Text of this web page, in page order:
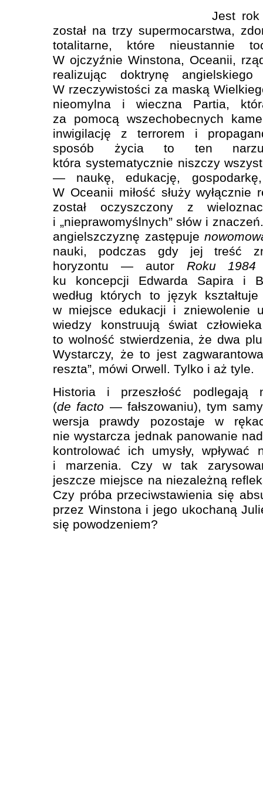
Jest rok
został na trzy supermocarstwa,
totalitarne, które nieustannie
W ojczyźnie Winstona, Oceanii,
realizując doktrynę
W rzeczywistości za maską
nieomylna i wieczna Partia,
za pomocą wszechobecnych
inwigilację z terrorem i
sposób życia to ten
która systematycznie niszczy
— naukę, edukację,
W Oceanii miłość służy wyłącznie
został oczyszczony z
i „nieprawomyślnych” słów i
angielszczyznę zastępuje
nauki, podczas gdy jej treść
horyzontu — autor Roku 1984
ku koncepcji Edwarda Sapira i
według których to język
w miejsce edukacji i zniewolenie
wiedzy konstruują świat
to wolność stwierdzenia, że dwa
Wystarczy, że to jest
reszta”, mówi Orwell. Tylko i aż tyle.
Historia i przeszłość podlegają
(de facto — fałszowaniu), tym
wersja prawdy pozostaje w
nie wystarcza jednak panowanie
kontrolować ich umysły,
i marzenia. Czy w tak
jeszcze miejsce na niezależną
Czy próba przeciwstawienia się
przez Winstona i jego ukochaną
się powodzeniem?